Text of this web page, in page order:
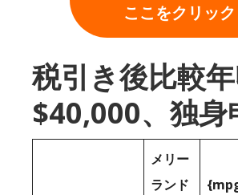
ここをクリック
税引き後比較
$40,000、独身
メリー
ランド